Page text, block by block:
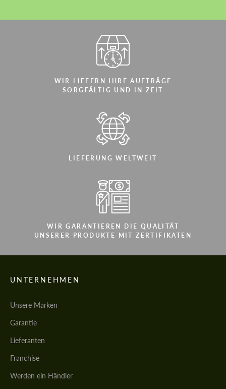
WIR LIEFERN IHRE AUFTRÄGE
SORGFÄLTIG UND IN ZEIT
LIEFERUNG WELTWEIT
WIR GARANTIEREN DIE QUALITÄT
UNSERER PRODUKTE MIT ZERTIFIKATEN
UNTERNEHMEN
Unsere Marken
Garantie
Lieferanten
Franchise
Werden ein Händler